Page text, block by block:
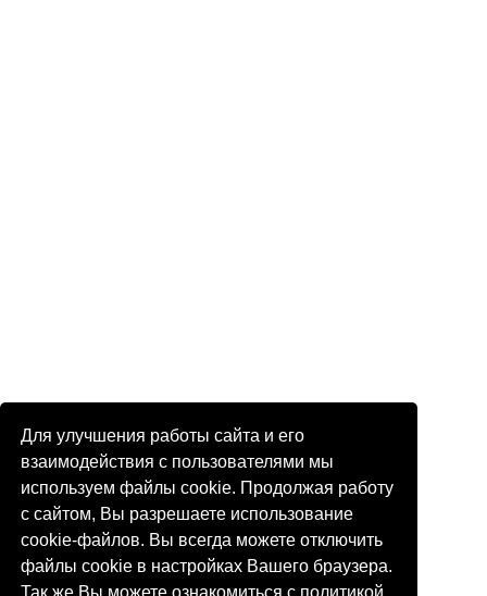
Для улучшения работы сайта и его
взаимодействия с пользователями мы
используем файлы cookie. Продолжая работу
с сайтом, Вы разрешаете использование
cookie-файлов. Вы всегда можете отключить
файлы cookie в настройках Вашего браузера.
Так же Вы можете ознакомиться с политикой